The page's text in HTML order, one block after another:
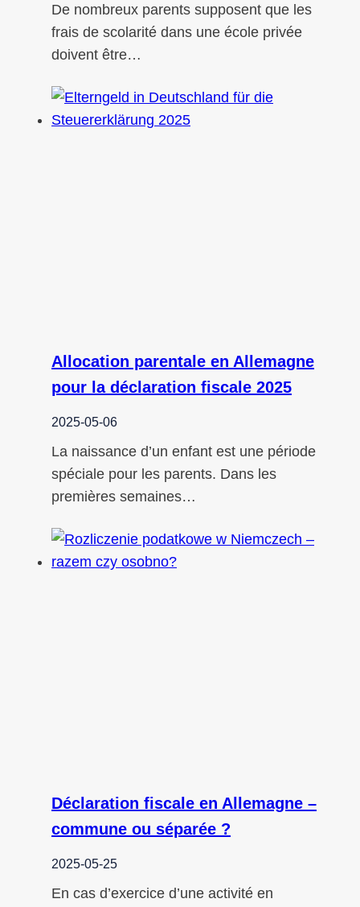
De nombreux parents supposent que les
frais de scolarité dans une école privée
doivent être…
Allocation parentale en Allemagne
pour la déclaration fiscale 2025
2025-05-06
La naissance d’un enfant est une période
spéciale pour les parents. Dans les
premières semaines…
Déclaration fiscale en Allemagne –
commune ou séparée ?
2025-05-25
En cas d’exercice d’une activité en